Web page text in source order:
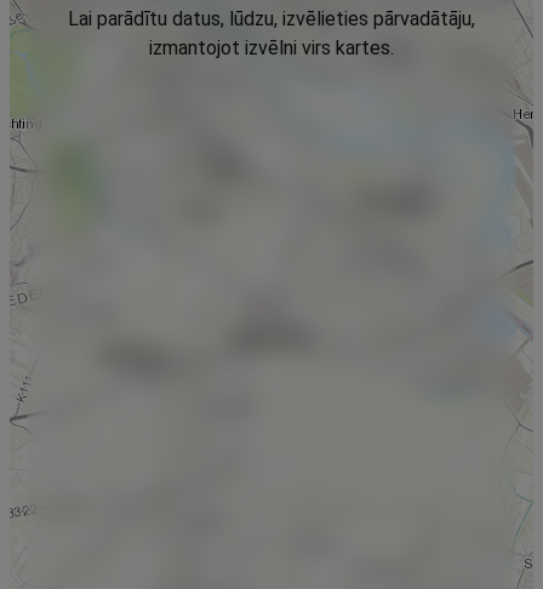
Lai parādītu datus, lūdzu, izvēlieties pārvadātāju,
izmantojot izvēlni virs kartes.